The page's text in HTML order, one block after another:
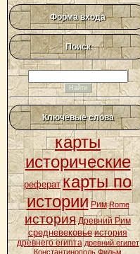
Форма входа
Поиск
Ключевые слова
карты
исторические
реферат карты по
истории Рим Rome
история Древний Рим
средневековье история
древнего египта древний египет
Константинополь Фильм